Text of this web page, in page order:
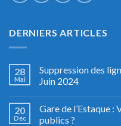
DERNIERS ARTICLES
28
Mai
Suppression des
Juin 2024
20
Déc
Gare de l’Estaque :
publics ?